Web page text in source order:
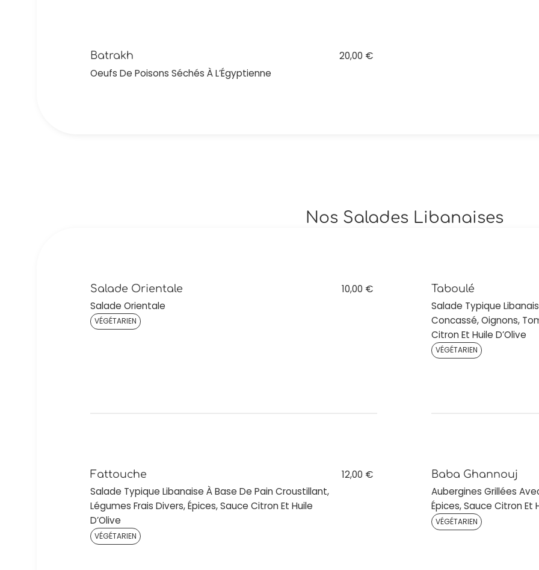
Batrakh
Oeufs De Poisons Séchés À L’Égyptienne
20,00 €
Nos Salades Libanaises
Salade Orientale
Salade Orientale
VÉGÉTARIEN
10,00 € Taboulé
Salade Typique
Concassé, Oignons,
Citron Et Huile D’Olive
VÉGÉTARIEN
Fattouche
Salade Typique Libanaise À Base De Pain Croustillant,
Légumes Frais Divers, Épices, Sauce Citron Et Huile
D’Olive
VÉGÉTARIEN
12,00 € Baba Ghannouj
Aubergines Grillées
Épices, Sauce Citron Et
VÉGÉTARIEN